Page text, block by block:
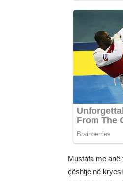
Mustafa me anë
çështje në